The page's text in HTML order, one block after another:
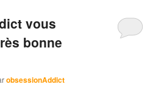
vous
bonne
obsessionAddict